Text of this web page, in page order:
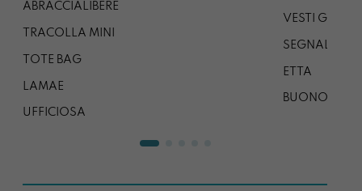
ABRACCIALIBERE
TRACOLLA MINI
TOTE BAG
LAMAE
UFFICIOSA
VESTI
SEGNALIBRO
ETTA
BUONO